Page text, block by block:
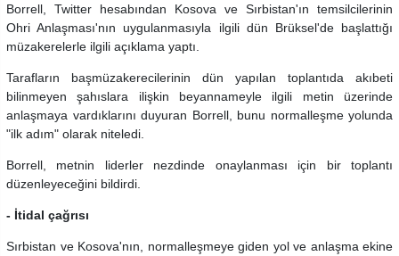
Borrell, Twitter hesabından Kosova ve Sırbistan'ın temsilcilerinin
Ohri Anlaşması'nın uygulanmasıyla ilgili dün Brüksel'de başlattığı
müzakerelerle ilgili açıklama yaptı.
Tarafların başmüzakerecilerinin dün yapılan toplantıda akıbeti
bilinmeyen şahıslara ilişkin beyannameyle ilgili metin üzerinde
anlaşmaya vardıklarını duyuran Borrell, bunu normalleşme yolunda
"ilk adım" olarak niteledi.
Borrell, metnin liderler nezdinde onaylanması için bir toplantı
düzenleyeceğini bildirdi.
- İtidal çağrısı
Sırbistan ve Kosova'nın, normalleşmeye giden yol ve anlaşma ekine